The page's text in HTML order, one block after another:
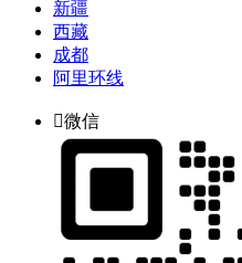
新疆
西藏
成都
阿里环线
微信